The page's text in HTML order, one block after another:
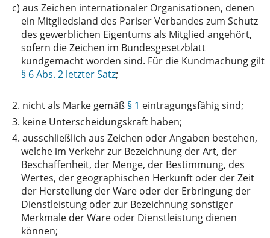
c) aus Zeichen internationaler Organisationen, denen
ein Mitgliedsland des Pariser Verbandes zum Schutz
des gewerblichen Eigentums als Mitglied angehört,
sofern die Zeichen im Bundesgesetzblatt
kundgemacht worden sind. Für die Kundmachung gilt
§ 6 Abs. 2 letzter Satz;
2. nicht als Marke gemäß § 1 eintragungsfähig sind;
3. keine Unterscheidungskraft haben;
4. ausschließlich aus Zeichen oder Angaben bestehen,
welche im Verkehr zur Bezeichnung der Art, der
Beschaffenheit, der Menge, der Bestimmung, des
Wertes, der geographischen Herkunft oder der Zeit
der Herstellung der Ware oder der Erbringung der
Dienstleistung oder zur Bezeichnung sonstiger
Merkmale der Ware oder Dienstleistung dienen
können;